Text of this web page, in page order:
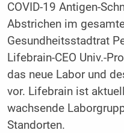
COVID-19 Antigen-
Abstrichen im
Gesundheitsstadtrat
Lifebrain-CEO Univ.-
das neue Labor und
vor. Lifebrain ist
wachsende
Standorten.